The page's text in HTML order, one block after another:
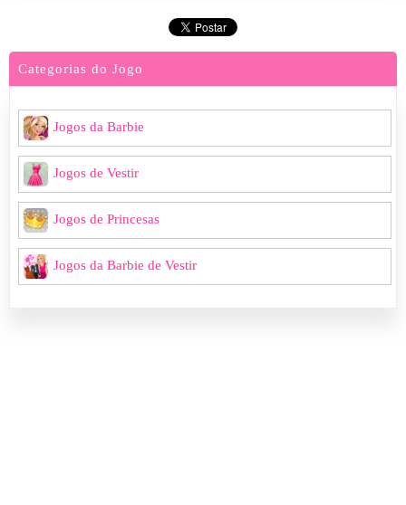
Categorias do Jogo
Jogos da Barbie
Jogos de Vestir
Jogos de Princesas
Jogos da Barbie de Vestir